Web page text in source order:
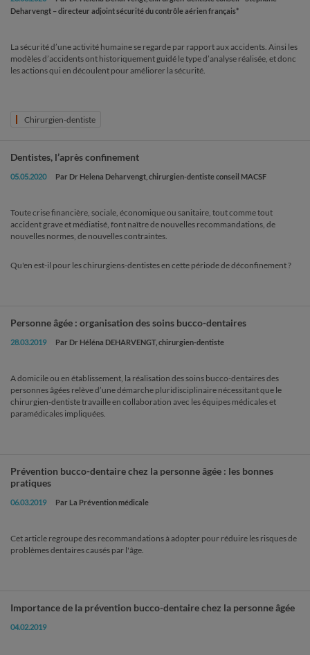
Deharvengt – directeur adjoint sécurité du contrôle aérien français*
La sécurité d’une activité humaine se regarde par rapport aux accidents. Ainsi les
modèles d’accidents ont historiquement guidé le type d’analyse réalisée, et donc
les actions qui en découlent pour améliorer la sécurité.
Chirurgien-dentiste
Dentistes, l’après confinement
05.05.2020 Par Dr Helena Deharvengt, chirurgien-dentiste conseil MACSF
Toute crise financière, sociale, économique ou sanitaire, tout comme tout
accident grave et médiatisé, font naître de nouvelles recommandations, de
nouvelles normes, de nouvelles contraintes.
Qu'en est-il pour les chirurgiens-dentistes en cette période de déconfinement ?
Personne âgée : organisation des soins bucco-dentaires
28.03.2019 Par Dr Héléna DEHARVENGT, chirurgien-dentiste
A domicile ou en établissement, la réalisation des soins bucco-dentaires des
personnes âgées relève d’une démarche pluridisciplinaire nécessitant que le
chirurgien-dentiste travaille en collaboration avec les équipes médicales et
paramédicales impliquées.
Prévention bucco-dentaire chez la personne âgée : les bonnes
pratiques
06.03.2019 Par La Prévention médicale
Cet article regroupe des recommandations à adopter pour réduire les risques de
problèmes dentaires causés par l'âge.
Importance de la prévention bucco-dentaire chez la personne âgée
04.02.2019